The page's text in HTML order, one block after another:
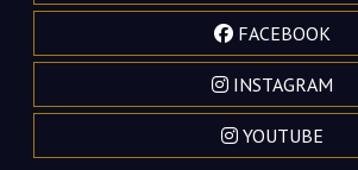
FACEBOOK
INSTAGRAM
YOUTUBE